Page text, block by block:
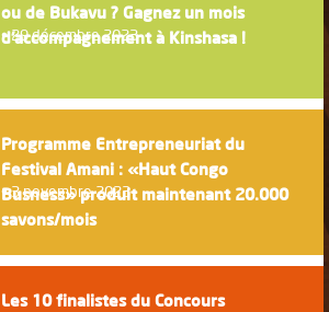
ou de Bukavu ? Gagnez un mois
d'accompagnement à Kinshasa !
29 décembre 2023
Programme Entrepreneuriat du
Festival Amani : «Haut Congo
Busness» produit maintenant 20.000
savons/mois
3 novembre 2023
Les 10 finalistes du Concours